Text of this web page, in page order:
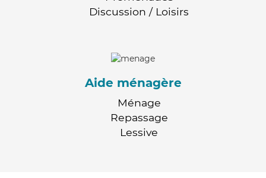
Discussion / Loisirs
Aide ménagère
Ménage
Repassage
Lessive